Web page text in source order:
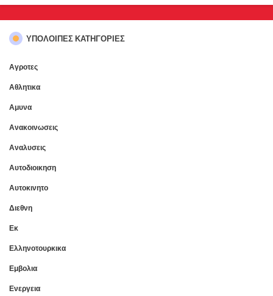
ΥΠΌΛΟΙΠΕΣ ΚΑΤΗΓΟΡΊΕΣ
Αγροτες
Αθλητικα
Αμυνα
Ανακοινωσεις
Αναλυσεις
Αυτοδιοικηση
Αυτοκινητο
Διεθνη
Εκ
Ελληνοτουρκικα
Εμβολια
Ενεργεια